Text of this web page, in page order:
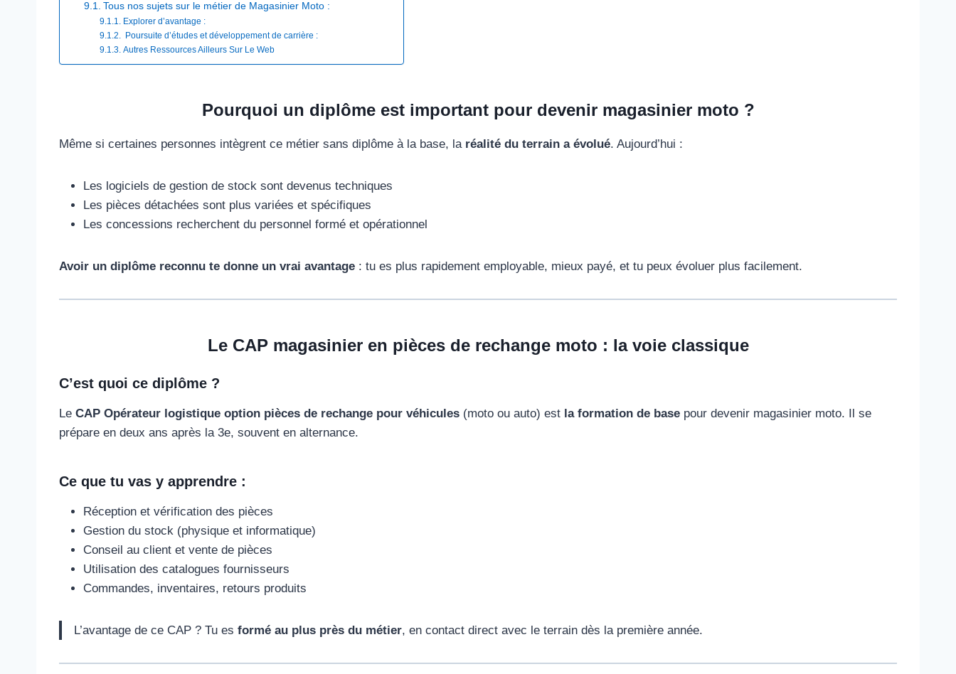
Tous nos sujets sur le métier de Magasinier Moto :
Explorer d’avantage :
Poursuite d’études et développement de carrière : ​
Autres Ressources Ailleurs Sur Le Web​
Pourquoi un diplôme est important pour devenir magasinier moto ?
Même si certaines personnes intègrent ce métier sans diplôme à la base, la réalité du terrain a évolué. Aujourd’hui :
Les logiciels de gestion de stock sont devenus techniques
Les pièces détachées sont plus variées et spécifiques
Les concessions recherchent du personnel formé et opérationnel
Avoir un diplôme reconnu te donne un vrai avantage : tu es plus rapidement employable, mieux payé, et tu peux évoluer plus facilement.
Le CAP magasinier en pièces de rechange moto : la voie classique
C’est quoi ce diplôme ?
Le CAP Opérateur logistique option pièces de rechange pour véhicules (moto ou auto) est la formation de base pour devenir magasinier moto. Il se
prépare en deux ans après la 3e, souvent en alternance.
Ce que tu vas y apprendre :
Réception et vérification des pièces
Gestion du stock (physique et informatique)
Conseil au client et vente de pièces
Utilisation des catalogues fournisseurs
Commandes, inventaires, retours produits
L’avantage de ce CAP ? Tu es formé au plus près du métier, en contact direct avec le terrain dès la première année.